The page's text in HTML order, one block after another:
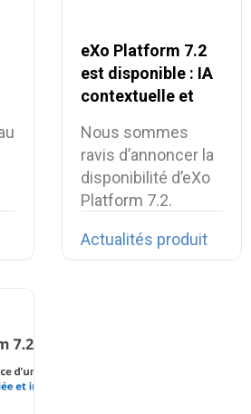
eXo Platform 7.2
est disponible : IA
contextuelle et
plus unifiée
Nous sommes
ravis d’annoncer la
disponibilité d’eXo
Platform 7.2.
Actualités produit